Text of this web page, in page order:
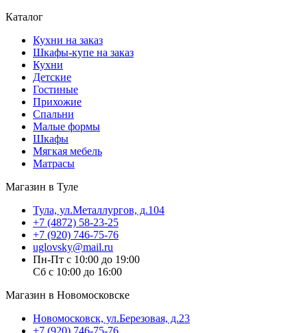
Каталог
Кухни на заказ
Шкафы-купе на заказ
Кухни
Детские
Гостиные
Прихожие
Спальни
Малые формы
Шкафы
Мягкая мебель
Матрасы
Магазин в Туле
Тула, ул.Металлургов, д.104
+7 (4872) 58-23-25
+7 (920) 746-75-76
uglovsky@mail.ru
Пн-Пт с 10:00 до 19:00
Сб с 10:00 до 16:00
Магазин в Новомосковске
Новомосковск, ул.Березовая, д.23
+7 (920) 746-75-76